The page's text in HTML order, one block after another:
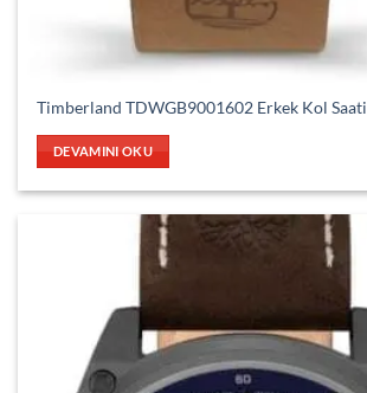
Timberland TDWGB9001602 Erkek Kol Saati
DEVAMINI OKU